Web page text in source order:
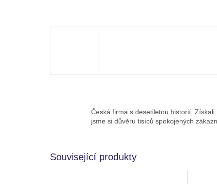
Česká firma s desetiletou historií. Získali
jsme si důvěru tisíců spokojených
Související produkty